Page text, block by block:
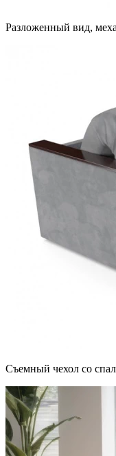
Разложенный вид,
Съемный чехол со